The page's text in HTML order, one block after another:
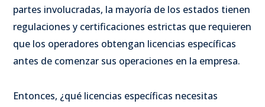
partes involucradas, la mayoría de los estados tienen
regulaciones y certificaciones estrictas que requieren
que los operadores obtengan licencias específicas
antes de comenzar sus operaciones en la empresa.
Entonces, ¿qué licencias específicas necesitas